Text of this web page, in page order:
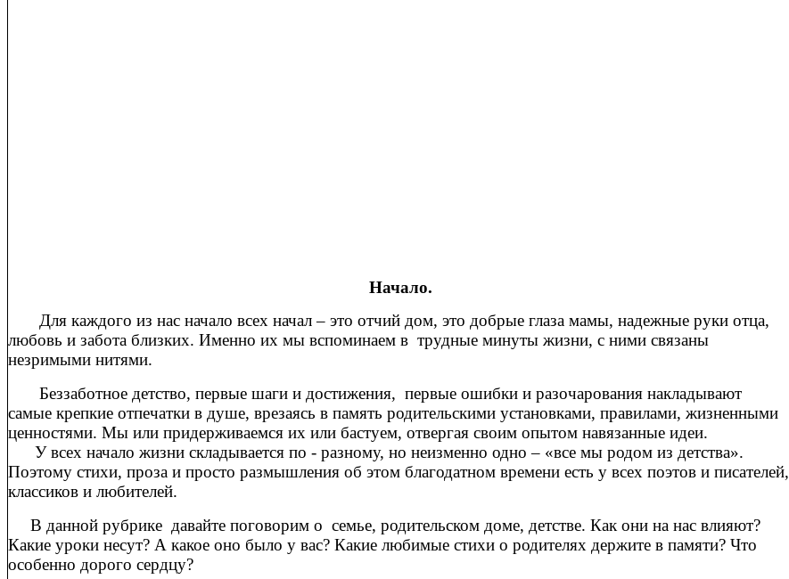
Начало.
Для каждого из нас начало всех начал – это отчий дом, это добрые глаза мамы, надежные руки отца,
любовь и забота близких. Именно их мы вспоминаем в трудные минуты жизни, с ними связаны
незримыми нитями.
Беззаботное детство, первые шаги и достижения, первые ошибки и разочарования накладывают
самые крепкие отпечатки в душе, врезаясь в память родительскими установками, правилами, жизненными
ценностями. Мы или придерживаемся их или бастуем, отвергая своим опытом навязанные идеи.
У всех начало жизни складывается по - разному, но неизменно одно – «все мы родом из детства».
Поэтому стихи, проза и просто размышления об этом благодатном времени есть у всех поэтов и писателей,
классиков и любителей.
В данной рубрике давайте поговорим о семье, родительском доме, детстве. Как они на нас влияют?
Какие уроки несут? А какое оно было у вас? Какие любимые стихи о родителях держите в памяти? Что
особенно дорого сердцу?